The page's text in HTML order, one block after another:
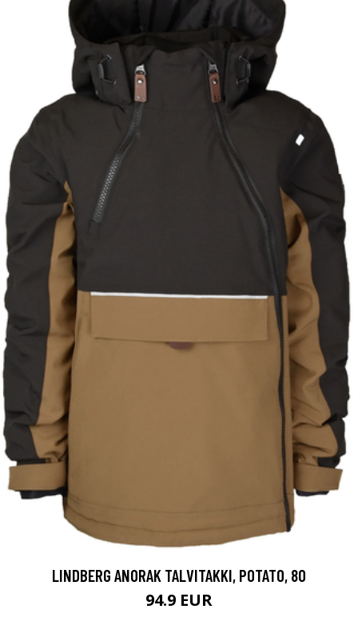
LINDBERG ANORAK TALVITAKKI, POTATO, 80
94.9 EUR